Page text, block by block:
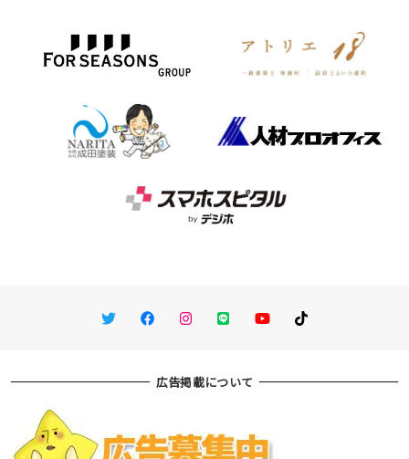
TwitterFacebookInstagram
LINE You TubeTikTok
広告掲載について